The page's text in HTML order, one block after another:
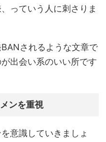
っていう人に刺さりま
されるような文章で
出会い系のいい所です
ンを重視
意識していきましょ